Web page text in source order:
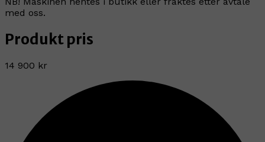
med oss.
Produkt pris
14 900 kr